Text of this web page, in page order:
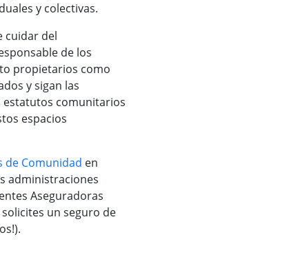
y colectivas.
cuidar del
de los
propietarios como
y sigan las
estatutos comunitarios
espacios
de Comunidad en
administraciones
Aseguradoras
un seguro de